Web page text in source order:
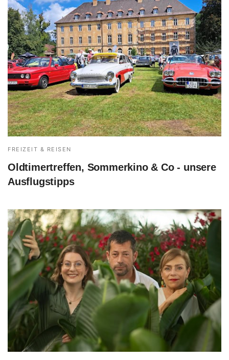
FREIZEIT & REISEN
Oldtimertreffen, Sommerkino & Co - unsere
Ausflugstipps